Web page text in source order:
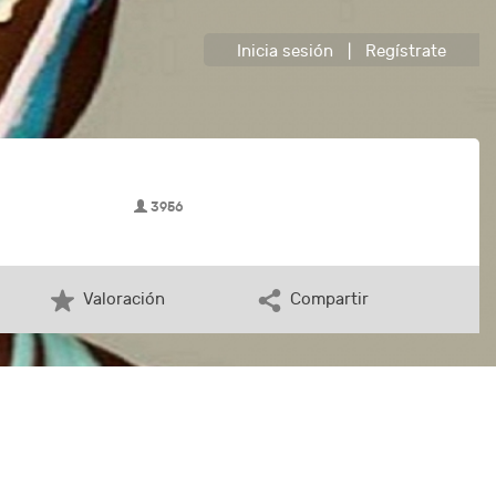
Inicia sesión Regístrate
3956
Valoración Compartir